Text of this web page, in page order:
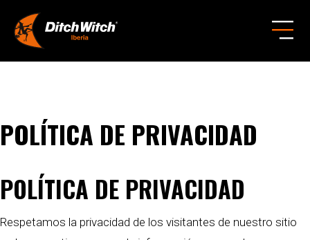
POLÍTICA DE PRIVACIDAD
POLÍTICA DE PRIVACIDAD
Respetamos la privacidad de los visitantes de nuestro sitio